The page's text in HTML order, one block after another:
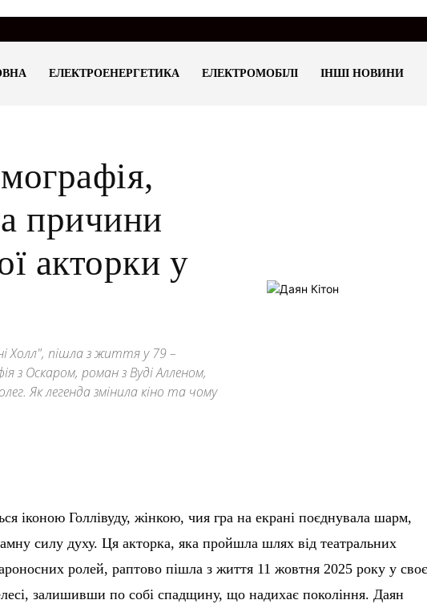
ЕЛЕКТРОЕНЕРГЕТИКА ЕЛЕКТРОМОБІЛІ ІНШІ НОВИНИ
причини
акторки у
Холл", пішла з життя у 79 –
з Оскаром, роман з Вуді Алленом,
Як легенда змінила кіно та чому
іконою Голлівуду, жінкою, чия гра на екрані поєднувала шарм,
силу духу. Ця акторка, яка пройшла шлях від театральних
ролей, раптово пішла з життя 11 жовтня 2025 року у
залишивши по собі спадщину, що надихає покоління. Даян